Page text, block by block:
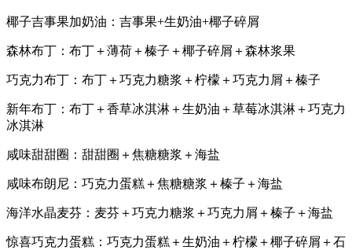
椰子吉事果加奶油：吉事果+生奶油+椰子碎屑
森林布丁：布丁＋薄荷＋榛子＋椰子碎屑＋森林浆果
巧克力布丁：布丁＋巧克力糖浆＋柠檬＋巧克力屑＋榛子
新年布丁：布丁＋香草冰淇淋＋生奶油＋草莓冰淇淋＋巧克力
冰淇淋
咸味甜甜圈：甜甜圈＋焦糖糖浆＋海盐
咸味布朗尼：巧克力蛋糕＋焦糖糖浆＋榛子＋海盐
海洋水晶麦芬：麦芬＋巧克力糖浆＋巧克力屑＋榛子＋海盐
惊喜巧克力蛋糕：巧克力蛋糕＋生奶油＋柠檬＋椰子碎屑＋石